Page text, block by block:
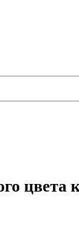
цвета